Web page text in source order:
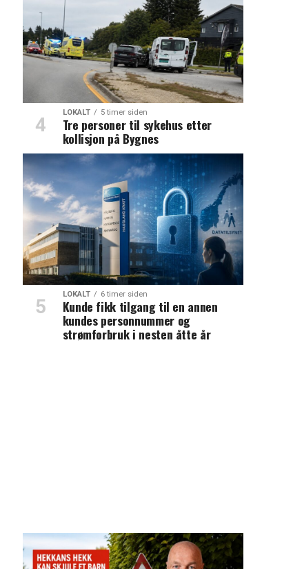
LOKALT 5 timer siden
Tre personer til sykehus etter
kollisjon på Bygnes
LOKALT 6 timer siden
Kunde fikk tilgang til en annen
kundes personnummer og
strømforbruk i nesten åtte år